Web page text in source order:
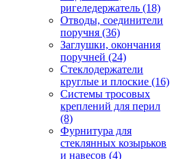
ригеледержатель (18)
Отводы, соединители
поручня (36)
Заглушки, окончания
поручней (24)
Стеклодержатели
круглые и плоские (16)
Системы тросовых
креплений для перил
(8)
Фурнитура для
стеклянных козырьков
и навесов (4)